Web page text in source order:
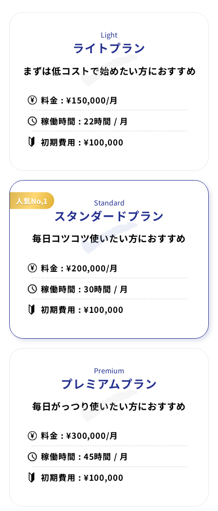
Light
ライトプラン
まずは低コストで始めたい方におすすめ
料金 : ¥150,000/月
稼働時間 : 22時間 / 月
初期費用 : ¥100,000
Standard
スタンダードプラン
毎日コツコツ使いたい方におすすめ
料金 : ¥200,000/月
稼働時間 : 30時間 / 月
初期費用 : ¥100,000
Premium
プレミアムプラン
毎日がっつり使いたい方におすすめ
料金 : ¥300,000/月
稼働時間 : 45時間 / 月
初期費用 : ¥100,000